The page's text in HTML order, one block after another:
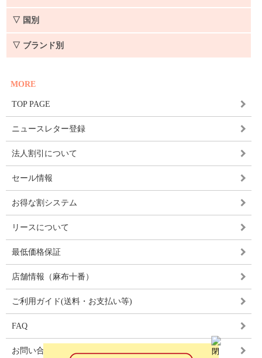
▽ 国別
▽ ブランド別
MORE
TOP PAGE
ニュースレター登録
法人割引について
セール情報
お得な割システム
リースについて
最低価格保証
店舗情報（麻布十番）
ご利用ガイド(送料・お支払い等)
FAQ
お問い合わせ